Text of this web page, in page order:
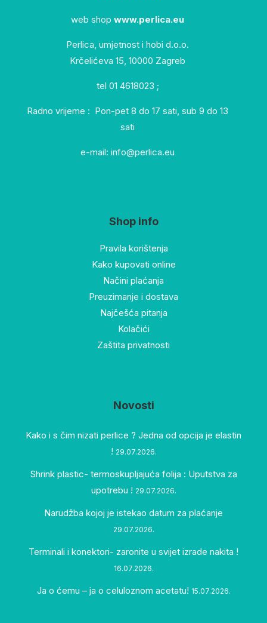
web shop www.perlica.eu
Perlica, umjetnost i hobi d.o.o.
Krčelićeva 15, 10000 Zagreb
tel 01 4618023 ;
Radno vrijeme : Pon-pet 8 do 17 sati, sub 9 do 13
sati
e-mail: info@perlica.eu
Shop info
Pravila korištenja
Kako kupovati online
Načini plaćanja
Preuzimanje i dostava
Najčešća pitanja
Kolačići
Zaštita privatnosti
Novosti
Kako i s čim nizati perlice ? Jedna od opcija je elastin
! 29.07.2026.
Shrink plastic- termoskupljajuća folija : Uputstva za
upotrebu ! 29.07.2026.
Narudžba kojoj je istekao datum za plaćanje
29.07.2026.
Terminali i konektori- zaronite u svijet izrade nakita !
16.07.2026.
Ja o ćemu – ja o celuloznom acetatu! 15.07.2026.